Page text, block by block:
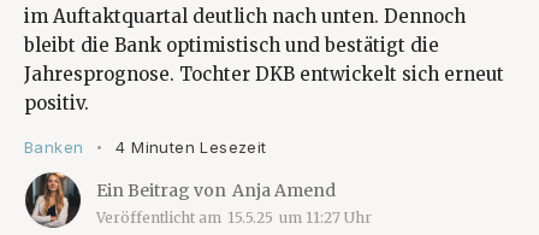
im Auftaktquartal deutlich nach unten. Dennoch
bleibt die Bank optimistisch und bestätigt die
Jahresprognose. Tochter DKB entwickelt sich erneut
positiv.
Banken • 4 Minuten Lesezeit
Ein Beitrag von Anja Amend
Veröffentlicht am 15.5.25 um 11:27 Uhr